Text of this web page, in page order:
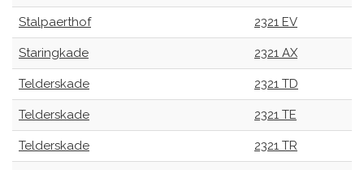
Stalpaerthof 2321 EV
Staringkade 2321 AX
Telderskade 2321 TD
Telderskade 2321 TE
Telderskade 2321 TR